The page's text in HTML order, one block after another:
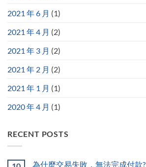
2021 年 6 月 (1)
2021 年 4 月 (2)
2021 年 3 月 (2)
2021 年 2 月 (2)
2021 年 1 月 (1)
2020 年 4 月 (1)
RECENT POSTS
為什麼交易失敗，無法完成付款?